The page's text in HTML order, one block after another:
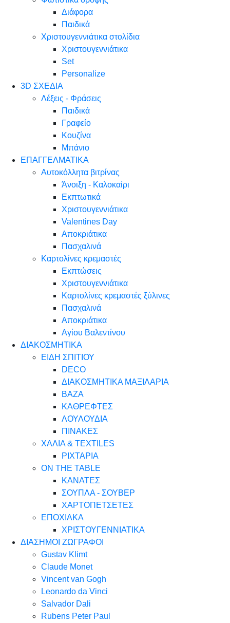
Διάφορα
Παιδικά
Χριστουγεννιάτικα στολίδια
Χριστουγεννιάτικα
Set
Personalize
3D ΣΧΕΔΙΑ
Λέξεις - Φράσεις
Παιδικά
Γραφείο
Κουζίνα
Μπάνιο
ΕΠΑΓΓΕΛΜΑΤΙΚΑ
Αυτοκόλλητα βιτρίνας
Άνοιξη - Καλοκαίρι
Εκπτωτικά
Χριστουγεννιάτικα
Valentines Day
Αποκριάτικα
Πασχαλινά
Καρτολίνες κρεμαστές
Εκπτώσεις
Χριστουγεννιάτικα
Καρτολίνες κρεμαστές ξύλινες
Πασχαλινά
Αποκριάτικα
Αγίου Βαλεντίνου
ΔΙΑΚΟΣΜΗΤΙΚΑ
ΕΙΔΗ ΣΠΙΤΙΟΥ
DECO
ΔΙΑΚΟΣΜΗΤΙΚΑ ΜΑΞΙΛΑΡΙΑ
ΒΑΖΑ
ΚΑΘΡΕΦΤΕΣ
ΛΟΥΛΟΥΔΙΑ
ΠΙΝΑΚΕΣ
ΧΑΛΙΑ & TEXTILES
ΡΙΧΤΑΡΙΑ
ON THE TABLE
ΚΑΝΑΤΕΣ
ΣΟΥΠΛΑ - ΣΟΥΒΕΡ
ΧΑΡΤΟΠΕΤΣΕΤΕΣ
ΕΠΟΧΙΑΚΑ
ΧΡΙΣΤΟΥΓΕΝΝΙΑΤΙΚΑ
ΔΙΑΣΗΜΟΙ ΖΩΓΡΑΦΟΙ
Gustav Klimt
Claude Monet
Vincent van Gogh
Leonardo da Vinci
Salvador Dali
Rubens Peter Paul